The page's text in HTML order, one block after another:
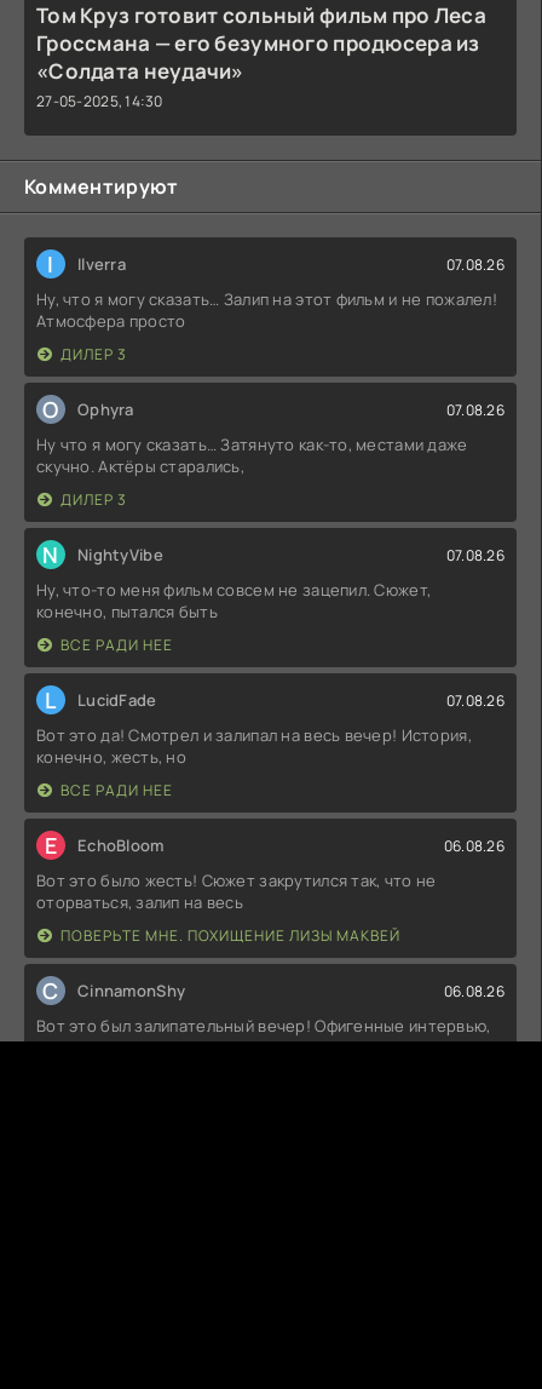
Том Круз готовит сольный фильм про Леса
Гроссмана — его безумного продюсера из
«Солдата неудачи»
27-05-2025, 14:30
Комментируют
I Ilverra 07.08.26
Ну, что я могу сказать… Залип на этот фильм и не пожалел!
Атмосфера просто
ДИЛЕР 3
O Ophyra 07.08.26
Ну что я могу сказать… Затянуто как-то, местами даже
скучно. Актёры старались,
ДИЛЕР 3
N NightyVibe 07.08.26
Ну, что-то меня фильм совсем не зацепил. Сюжет,
конечно, пытался быть
ВСЕ РАДИ НЕЕ
L LucidFade 07.08.26
Вот это да! Смотрел и залипал на весь вечер! История,
конечно, жесть, но
ВСЕ РАДИ НЕЕ
E EchoBloom 06.08.26
Вот это было жесть! Сюжет закрутился так, что не
оторваться, залип на весь
ПОВЕРЬТЕ МНЕ. ПОХИЩЕНИЕ ЛИЗЫ МАКВЕЙ
C CinnamonShy 06.08.26
Вот это был залипательный вечер! Офигенные интервью,
столько интересных фактов